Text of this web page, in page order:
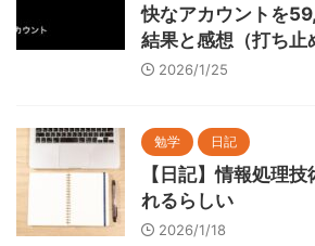
快なアカウントを
結果と感想（打ち止
2026/1/25
勉学 日記
【日記】情報処理
れるらしい
2026/1/18